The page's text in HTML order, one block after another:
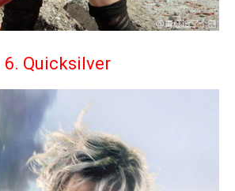
6. Quicksilver